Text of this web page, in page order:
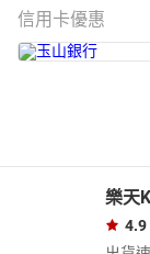
信用卡優惠
樂天
4.9